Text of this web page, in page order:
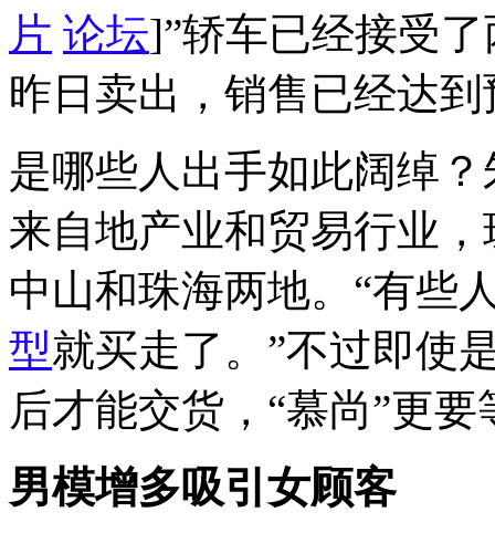
片 论坛]”轿车已经接受
昨日卖出，销售已经达到
是哪些人出手如此阔绰
来自地产业和贸易行业
中山和珠海两地。“有些
型就买走了。”不过即使
后才能交货，“慕尚”更
男模增多吸引女顾客